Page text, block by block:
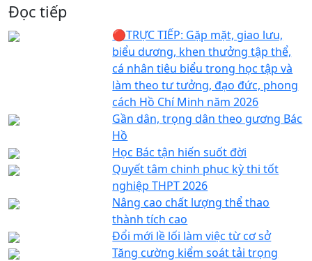
Đọc tiếp
🔴TRỰC TIẾP: Gặp mặt, giao lưu,
biểu dương, khen thưởng tập thể,
cá nhân tiêu biểu trong học tập và
làm theo tư tưởng, đạo đức, phong
cách Hồ Chí Minh năm 2026
Gần dân, trọng dân theo gương Bác
Hồ
Học Bác tận hiến suốt đời
Quyết tâm chinh phục kỳ thi tốt
nghiệp THPT 2026
Nâng cao chất lượng thể thao
thành tích cao
Đổi mới lề lối làm việc từ cơ sở
Tăng cường kiểm soát tải trọng